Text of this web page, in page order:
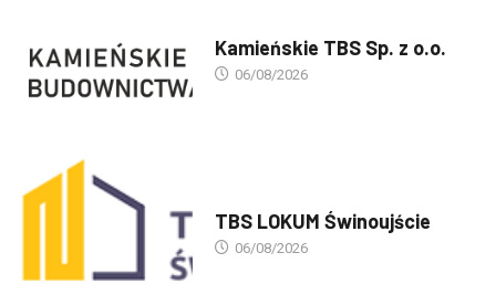
Kamieńskie TBS Sp. z o.o.
06/08/2026
TBS LOKUM Świnoujście
06/08/2026